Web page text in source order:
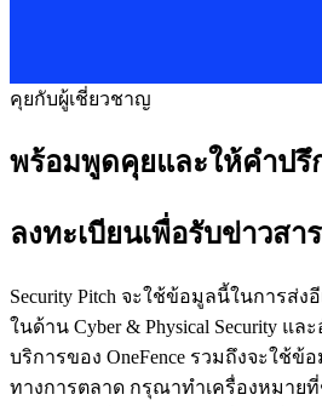
คุยกับผู้เชี่ยวชาญ
พร้อมพูดคุยและให้คำปรึ
ลงทะเบียนเพื่อรับข่าวสา
Security Pitch จะใช้ข้อมูลนี้ในการส่ง
ในด้าน Cyber & Physical Security แ
บริการของ OneFence รวมถึงจะใช้ข้
ทางการตลาด กรุณาทำเครื่องหมาย